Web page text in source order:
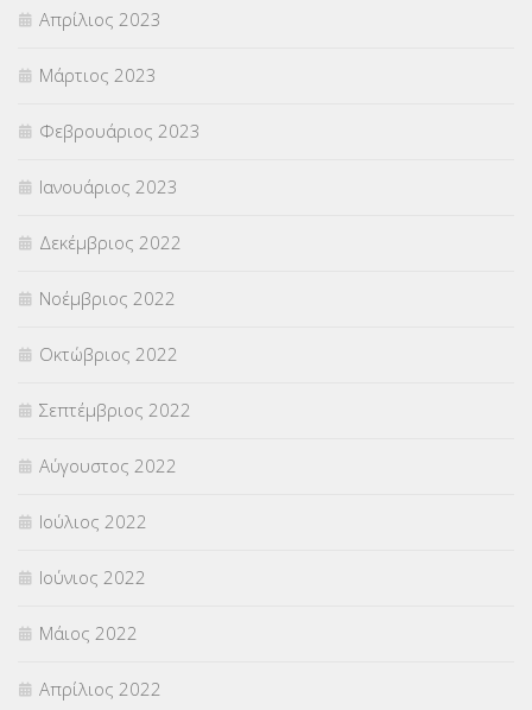
Απρίλιος 2023
Μάρτιος 2023
Φεβρουάριος 2023
Ιανουάριος 2023
Δεκέμβριος 2022
Νοέμβριος 2022
Οκτώβριος 2022
Σεπτέμβριος 2022
Αύγουστος 2022
Ιούλιος 2022
Ιούνιος 2022
Μάιος 2022
Απρίλιος 2022